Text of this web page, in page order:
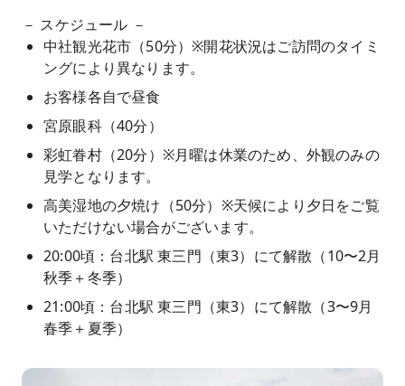
－ スケジュール －
中社観光花市（50分）※開花状況はご訪問のタイミ
ングにより異なります。
お客様各自で昼食
宮原眼科（40分）
彩虹眷村（20分）※月曜は休業のため、外観のみの
見学となります。
高美湿地の夕焼け（50分）※天候により夕日をご覧
いただけない場合がございます。
20:00頃：台北駅 東三門（東3）にて解散（10〜2月
秋季＋冬季）
21:00頃：台北駅 東三門（東3）にて解散（3〜9月
春季＋夏季）